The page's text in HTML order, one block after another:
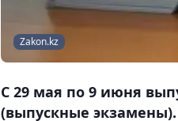
Zakon.kz
С 29 мая по 9 июня
(выпускные экзамены).